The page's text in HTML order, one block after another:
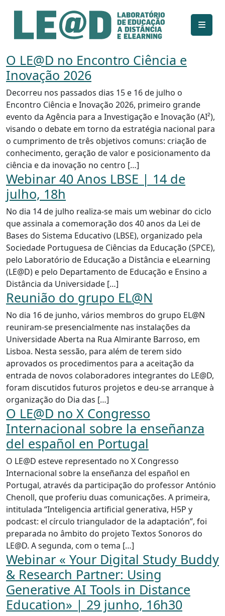
Ir para o conteúdo principal
Informações de acessibilidade
Mapa do site
O LE@D no Encontro Ciência e
Inovação 2026
Decorreu nos passados dias 15 e 16 de julho o
Encontro Ciência e Inovação 2026, primeiro grande
evento da Agência para a Investigação e Inovação (AI²),
visando o debate em torno da estratégia nacional para
o cumprimento de três objetivos comuns: criação de
conhecimento, geração de valor e posicionamento da
ciência e da inovação no centro […]
Webinar 40 Anos LBSE | 14 de
julho, 18h
No dia 14 de julho realiza-se mais um webinar do ciclo
que assinala a comemoração dos 40 anos da Lei de
Bases do Sistema Educativo (LBSE), organizado pela
Sociedade Portuguesa de Ciências da Educação (SPCE),
pelo Laboratório de Educação a Distância e eLearning
(LE@D) e pelo Departamento de Educação e Ensino a
Distância da Universidade […]
Reunião do grupo EL@N
No dia 16 de junho, vários membros do grupo EL@N
reuniram-se presencialmente nas instalações da
Universidade Aberta na Rua Almirante Barroso, em
Lisboa. Nesta sessão, para além de terem sido
aprovados os procedimentos para a aceitação da
entrada de novos colaboradores integrantes do LE@D,
foram discutidos futuros projetos e deu-se arranque à
organização do Dia das […]
O LE@D no X Congresso
Internacional sobre la enseñanza
del español en Portugal
O LE@D esteve representado no X Congresso
Internacional sobre la enseñanza del español en
Portugal, através da participação do professor António
Chenoll, que proferiu duas comunicações. A primeira,
intitulada “Inteligencia artificial generativa, H5P y
podcast: el círculo triangulador de la adaptación”, foi
preparada no âmbito do projeto Textos Sonoros do
LE@D. A segunda, com o tema […]
Webinar « Your Digital Study Buddy
& Research Partner: Using
Generative AI Tools in Distance
Education» | 29 junho, 16h30